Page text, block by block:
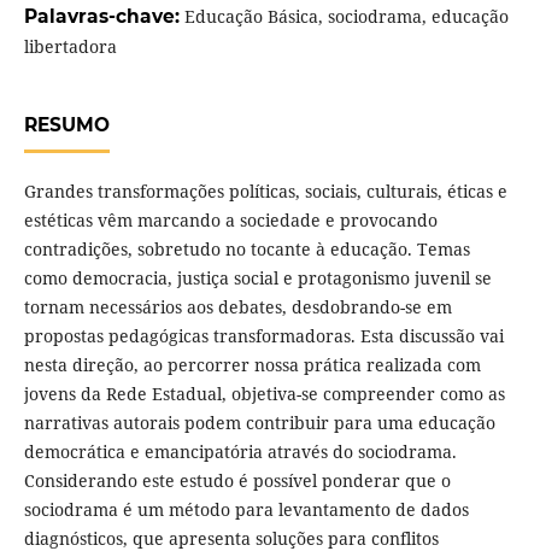
Palavras-chave: Educação Básica, sociodrama, educação
libertadora
RESUMO
Grandes transformações políticas, sociais, culturais, éticas e
estéticas vêm marcando a sociedade e provocando
contradições, sobretudo no tocante à educação. Temas
como democracia, justiça social e protagonismo juvenil se
tornam necessários aos debates, desdobrando-se em
propostas pedagógicas transformadoras. Esta discussão vai
nesta direção, ao percorrer nossa prática realizada com
jovens da Rede Estadual, objetiva-se compreender como as
narrativas autorais podem contribuir para uma educação
democrática e emancipatória através do sociodrama.
Considerando este estudo é possível ponderar que o
sociodrama é um método para levantamento de dados
diagnósticos, que apresenta soluções para conflitos